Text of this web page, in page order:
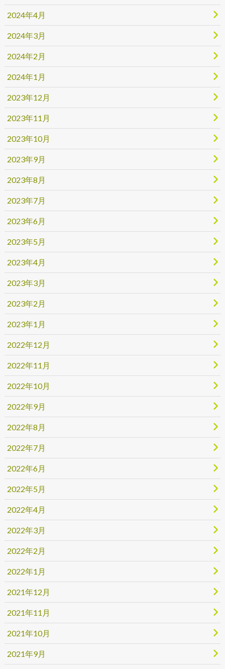
2024年4月
2024年3月
2024年2月
2024年1月
2023年12月
2023年11月
2023年10月
2023年9月
2023年8月
2023年7月
2023年6月
2023年5月
2023年4月
2023年3月
2023年2月
2023年1月
2022年12月
2022年11月
2022年10月
2022年9月
2022年8月
2022年7月
2022年6月
2022年5月
2022年4月
2022年3月
2022年2月
2022年1月
2021年12月
2021年11月
2021年10月
2021年9月